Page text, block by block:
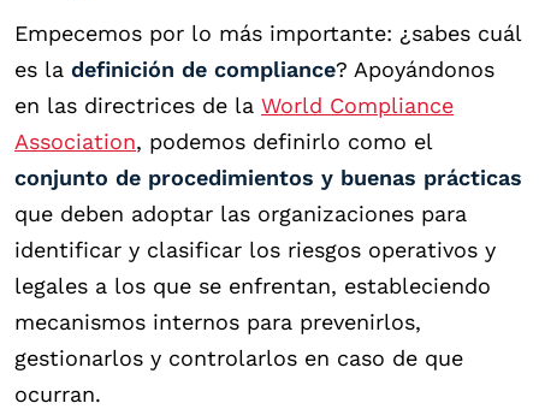
Empecemos por lo más importante: ¿sabes cuál
es la definición de compliance? Apoyándonos
en las directrices de la World Compliance
Association, podemos definirlo como el
conjunto de procedimientos y buenas prácticas
que deben adoptar las organizaciones para
identificar y clasificar los riesgos operativos y
legales a los que se enfrentan, estableciendo
mecanismos internos para prevenirlos,
gestionarlos y controlarlos en caso de que
ocurran.